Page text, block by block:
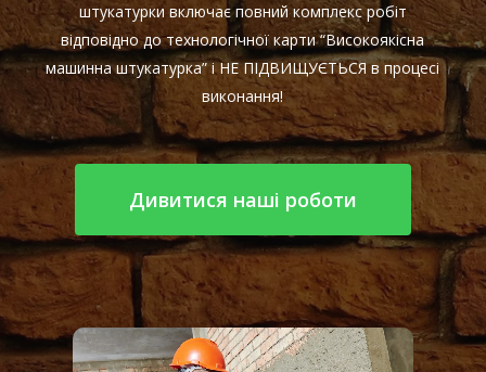
штукатурки включає повний комплекс робіт
відповідно до технологічної карти “Високоякісна
машинна штукатурка” і НЕ ПІДВИЩУЄТЬСЯ в процесі
виконання!
Дивитися наші роботи
Play Video